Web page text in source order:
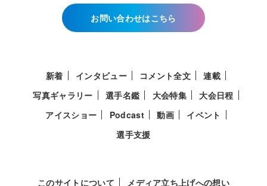
お問い合わせはこちら
新着 インタビュー コメント全文
連載
写真ギャラリー
選手名鑑 大会特集
大会日程
アイスショー
Podcast 動画
イベント
選手支援
このサイトについて メディア立ち上げへの想い